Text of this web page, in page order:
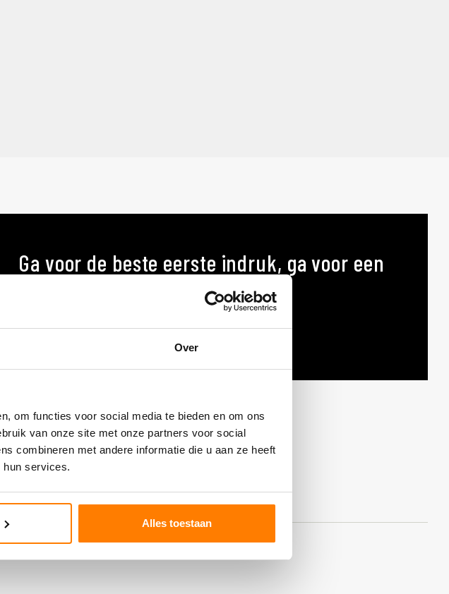
Over
om functies voor social media te bieden en om ons
van onze site met onze partners voor social
combineren met andere informatie die u aan ze heeft
hun services.
Alles toestaan
Ga voor de beste eerste indruk, ga voor een
MENUKAARTEN OP MAAT